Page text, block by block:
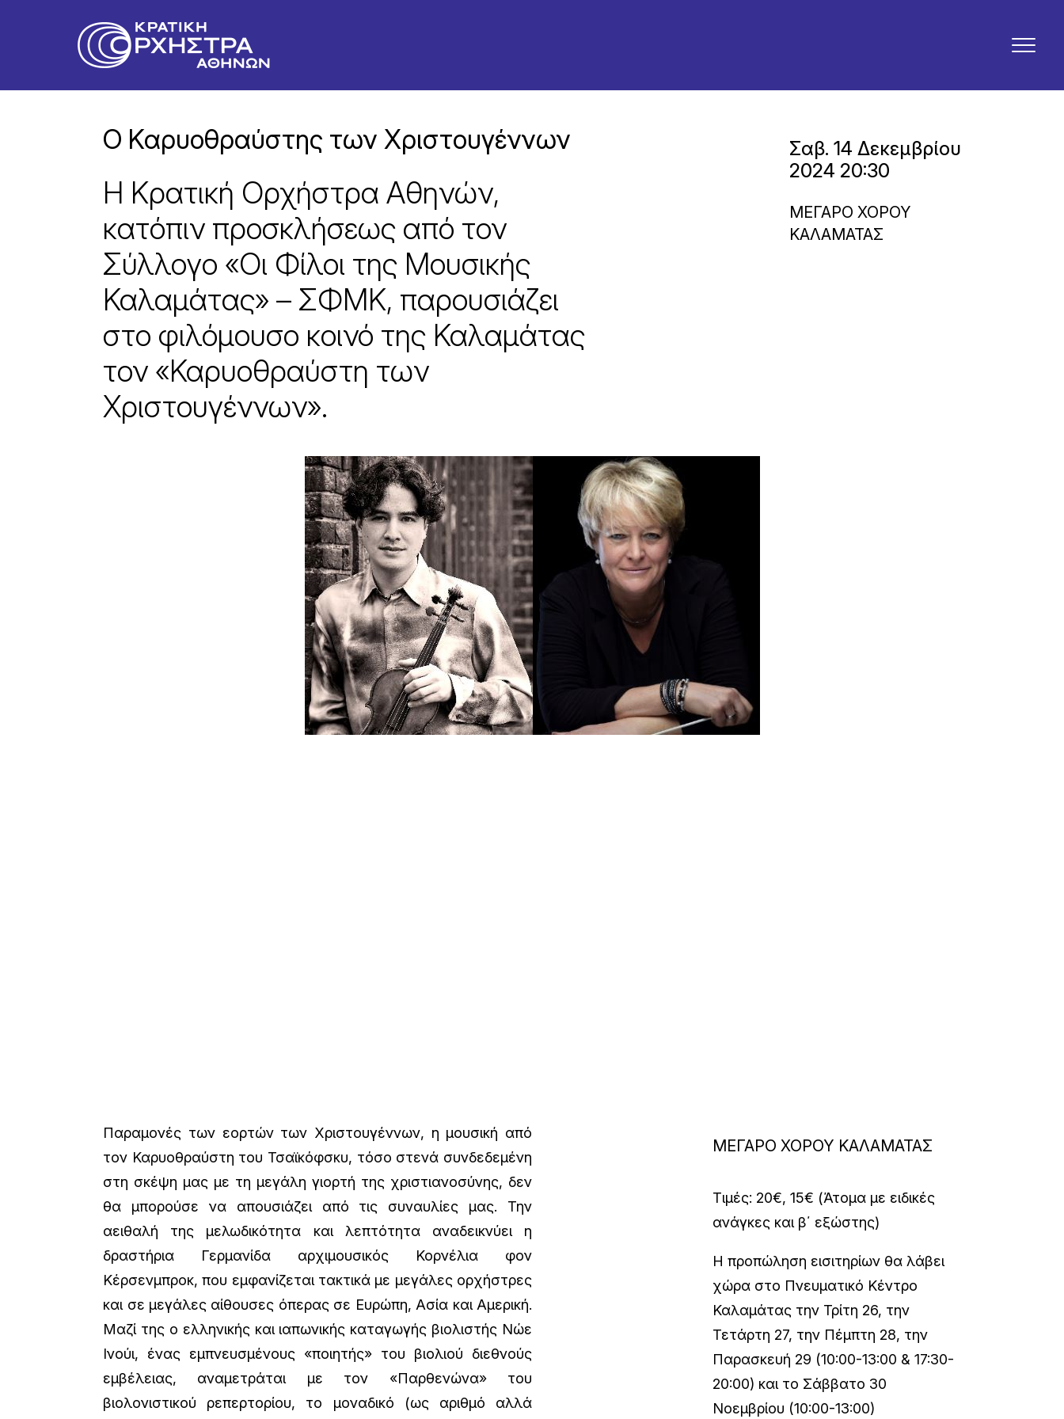
Ο Καρυοθραύστης των Χριστουγέννων
H Κρατική Ορχήστρα Αθηνών,
κατόπιν προσκλήσεως από τον
Σύλλογο «Οι Φίλοι της Μουσικής
Καλαμάτας» – ΣΦΜΚ, παρουσιάζει
στο φιλόμουσο κοινό της Καλαμάτας
τον «Καρυοθραύστη των
Χριστουγέννων».
Σαβ. 14 Δεκεμβρίου
2024 20:30
ΜΕΓΑΡΟ ΧΟΡΟΥ
ΚΑΛΑΜΑΤΑΣ
Παραμονές των εορτών των Χριστουγέννων, η μουσική από
τον Καρυοθραύστη του Τσαϊκόφσκυ, τόσο στενά συνδεδεμένη
στη σκέψη μας με τη μεγάλη γιορτή της χριστιανοσύνης, δεν
θα μπορούσε να απουσιάζει από τις συναυλίες μας. Την
αειθαλή της μελωδικότητα και λεπτότητα αναδεικνύει η
δραστήρια Γερμανίδα αρχιμουσικός Κορνέλια φον
Κέρσενμπροκ, που εμφανίζεται τακτικά με μεγάλες ορχήστρες
και σε μεγάλες αίθουσες όπερας σε Ευρώπη, Ασία και Αμερική.
Μαζί της ο ελληνικής και ιαπωνικής καταγωγής βιολιστής Νώε
Ινούι, ένας εμπνευσμένους «ποιητής» του βιολιού διεθνούς
εμβέλειας, αναμετράται με τον «Παρθενώνα» του
βιολονιστικού ρεπερτορίου, το μοναδικό (ως αριθμό αλλά
ΜΕΓΑΡΟ ΧΟΡΟΥ ΚΑΛΑΜΑΤΑΣ
Τιμές: 20€, 15€ (Άτομα με ειδικές
ανάγκες και β΄ εξώστης)
Η προπώληση εισιτηρίων θα λάβει
χώρα στο Πνευματικό Κέντρο
Καλαμάτας την Τρίτη 26, την
Τετάρτη 27, την Πέμπτη 28, την
Παρασκευή 29 (10:00-13:00 & 17:30-
20:00) και το Σάββατο 30
Νοεμβρίου (10:00-13:00)